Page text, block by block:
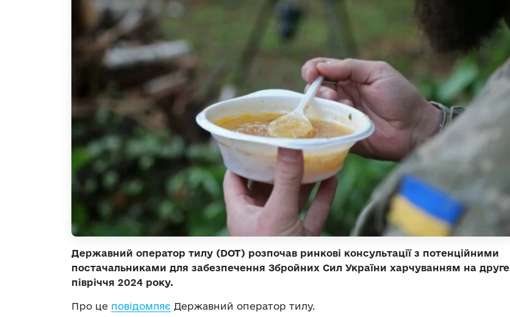
Державний оператор тилу (DOT) розпочав ринкові консультації з потенційними
постачальниками для забезпечення Збройних Сил України харчуванням на друге
півріччя 2024 року.
Про це повідомляє Державний оператор тилу.